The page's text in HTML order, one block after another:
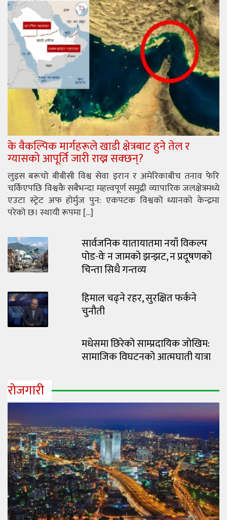
के वैकल्पिक मार्गहरूले खाडी क्षेत्रबाट हुने तेल र
ग्यासको आपूर्ति जारी राख्न सक्छन्?
लुइस बरूचो बीबीसी विश्व सेवा इरान र अमेरिकाबीच तनाव फेरि
चर्किएपछि विश्वकै सबैभन्दा महत्त्वपूर्ण समुद्री व्यापारिक जलक्षेत्रमध्ये
एउटा स्ट्रेट अफ होर्मुज पुन: एकपटक विश्वको ध्यानको केन्द्रमा
परेको छ। स्थायी रूपमा […]
सार्वजनिक यातायातमा नयाँ विकल्प
पोड-वेः न जामको झन्झट, न प्रदूषणको
चिन्ता सिधै गन्तव्य
हिमाल चढ्ने रहर, सुरक्षित फर्कने
चुनौती
मधेसमा छिरेको साम्प्रदायिक जोखिम:
सामाजिक विघटनको आत्मघाती यात्रा
रोजगारी